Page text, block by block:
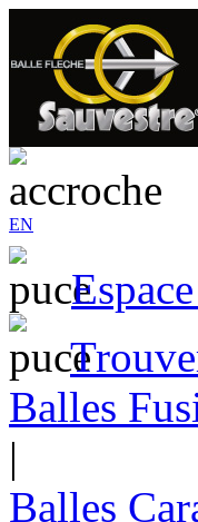
EN
Balles
|
Balles